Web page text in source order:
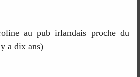
au pub irlandais proche du
a dix ans)